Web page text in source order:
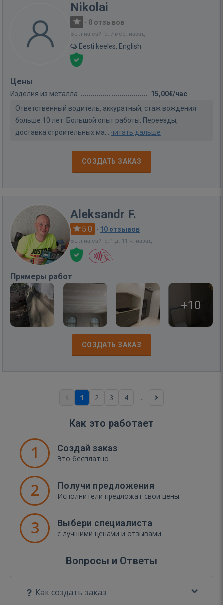
Nikolai
· 0 отзывов
Был на сайте: 7 мес. назад
Eesti keeles, English
Цены
Изделия из металла
15,00€/час
Ответственный водитель, аккуратный, стаж вождения
больше 10 лет. Большой опыт работы. Переезды,
доставка строительных ма... читать дальше
СОЗДАТЬ ЗАКАЗ
Aleksandr F.
5.0 · 10 отзывов
Был на сайте: 1 д. 11 ч. назад
Примеры работ
+10
СОЗДАТЬ ЗАКАЗ
1 2 3 4 ...
Как это работает
1 Создай заказ
Это бесплатно
2 Получи предложения
Исполнители предложат свои цены
3 Выбери специалиста
с лучшими ценами и отзывами
Вопросы и Ответы
Как создать заказ